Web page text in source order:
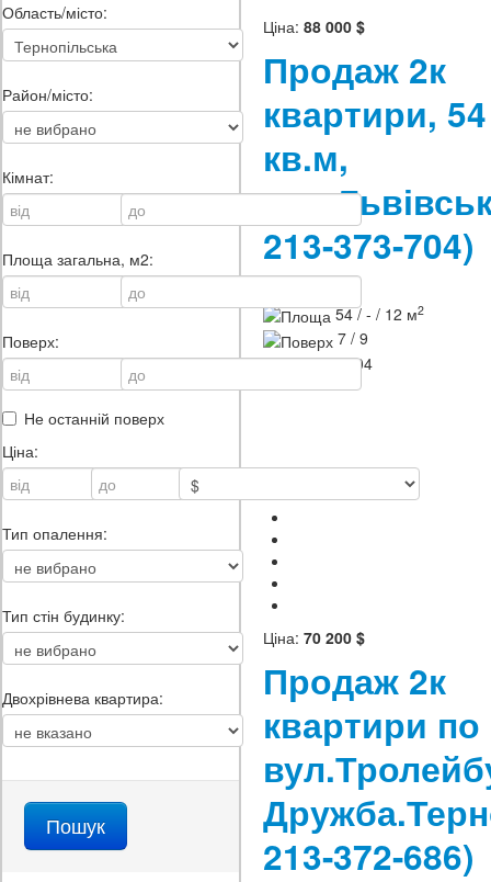
Область/місто:
Район/місто:
Кімнат:
Площа загальна, м2:
Поверх:
Не останній поверх
Ціна:
Тип опалення:
Тип стін будинку:
Двохрівнева квартира:
Ціна: 88 000 $
Продаж 2к
квартири, 54
кв.м,
213-373-704)
54 / - / 12 м2
7 / 9
ID213-373-704
Ціна: 70 200 $
Продаж 2к
квартири по
213-372-686)